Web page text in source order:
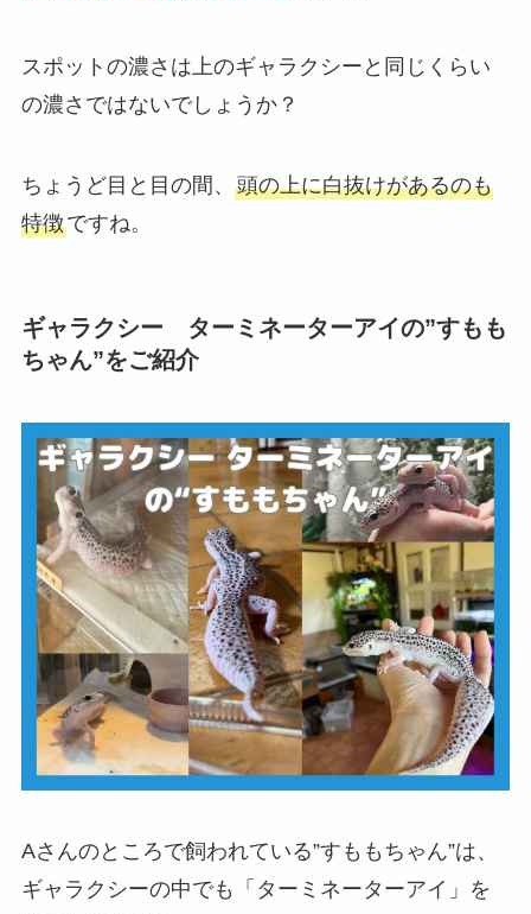
スポットの濃さは上のギャラクシーと同じくらい
の濃さではないでしょうか？
ちょうど目と目の間、 頭の上に白抜けがあるのも
特徴ですね。
ギャラクシー ターミネーターアイの”すもも
ちゃん”をご紹介
Aさんのところで飼われている”すももちゃん”は、
ギャラクシーの中でも「ターミネーターアイ」を